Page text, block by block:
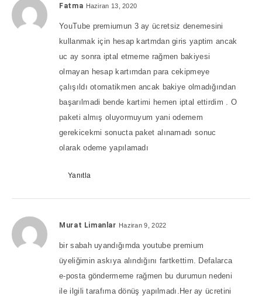
Fatma Haziran 13, 2020
YouTube premiumun 3 ay ücretsiz denemesini
kullanmak için hesap kartmdan giris yaptim ancak
uc ay sonra iptal etmeme rağmen bakiyesi
olmayan hesap kartımdan para cekipmeye
çalışıldı otomatikmen ancak bakiye olmadığından
başarılmadi bende kartimi hemen iptal ettirdim . O
paketi almış oluyormuyum yani odemem
gerekicekmi sonucta paket alınamadı sonuc
olarak odeme yapılamadı
Yanıtla
Murat Limanlar Haziran 9, 2022
bir sabah uyandığımda youtube premium
üyeliğimin askıya alındığını fartkettim. Defalarca
e-posta göndermeme rağmen bu durumun nedeni
ile ilgili tarafıma dönüş yapılmadı.Her ay ücretini